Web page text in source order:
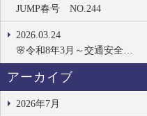
JUMP春号 NO.244
2026.03.24
🌸令和8年3月～交通安全…
アーカイブ
2026年7月